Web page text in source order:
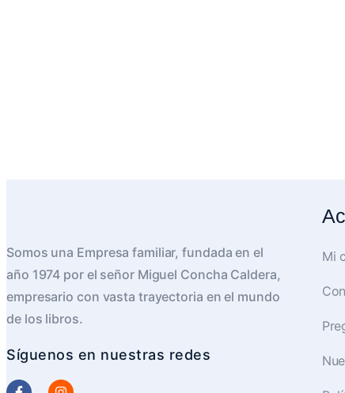
Somos una Empresa familiar, fundada en el
año 1974 por el señor Miguel Concha Caldera,
empresario con vasta trayectoria en el mundo
de los libros.
Síguenos en nuestras redes
Mi